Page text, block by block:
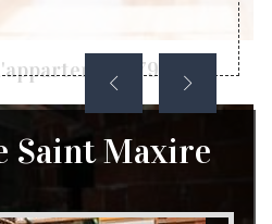
79
Saint Maxire